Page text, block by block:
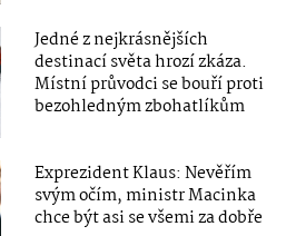
Jedné z nejkrásnějších
destinací světa hrozí zkáza.
Místní průvodci se bouří proti
bezohledným zbohatlíkům
Exprezident Klaus: Nevěřím
svým očím, ministr Macinka
chce být asi se všemi za dobře